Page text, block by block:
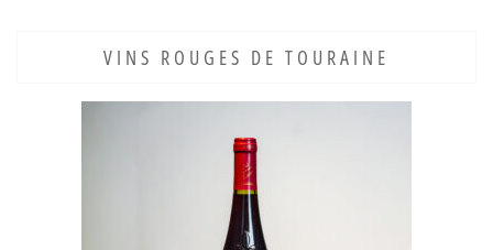
VINS ROUGES DE TOURAINE